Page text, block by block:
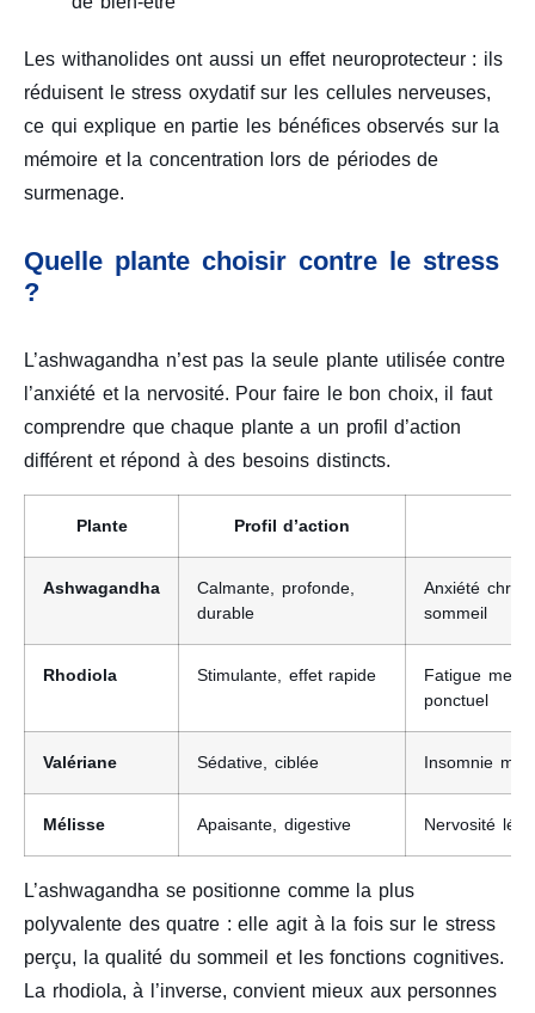
Les withanolides ont aussi un effet neuroprotecteur : ils
réduisent le stress oxydatif sur les cellules nerveuses,
ce qui explique en partie les bénéfices observés sur la
mémoire et la concentration lors de périodes de
surmenage.
Quelle plante choisir contre le stress
?
L’ashwagandha n’est pas la seule plante utilisée contre
l’anxiété et la nervosité. Pour faire le bon choix, il faut
comprendre que chaque plante a un profil d’action
différent et répond à des besoins distincts.
Plante Profil d’action
Ashwagandha
Calmante, profonde,
durable
Anxiété
sommeil
Rhodiola Stimulante, effet rapide
Fatigue
ponctuel
Valériane Sédative, ciblée Insomnie
Mélisse Apaisante, digestive Nervosité
L’ashwagandha se positionne comme la plus
polyvalente des quatre : elle agit à la fois sur le stress
perçu, la qualité du sommeil et les fonctions cognitives.
La rhodiola, à l’inverse, convient mieux aux personnes